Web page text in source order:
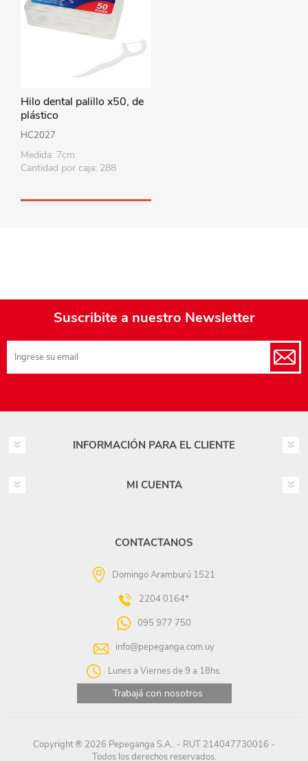
Hilo dental palillo x50, de
plástico
HC2027
Medida: 7cm
Cantidad por caja: 288
Suscribite a nuestro Newsletter
INFORMACIÓN PARA EL CLIENTE
MI CUENTA
CONTACTANOS
Domingo Aramburú 1521
2204 0164*
095 977 750
info@pepeganga.com.uy
Lunes a Viernes de 9 a 18hs.
Trabajá con nosotros
Copyright ® 2026 Pepeganga S.A.. - RUT 214047730016 -
Todos los derechos reservados.